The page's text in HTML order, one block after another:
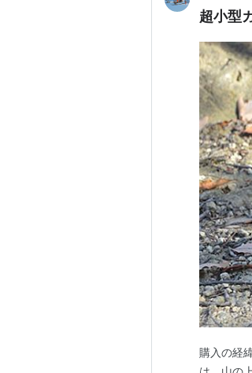
超小型
購入の経